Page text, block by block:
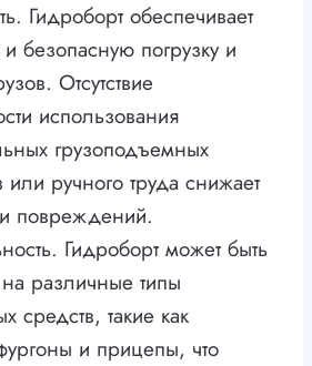
Гидроборт обеспечивает
безопасную погрузку и
Отсутствие
использования
грузоподъемных
ручного труда снижает
повреждений.
Гидроборт может быть
различные типы
средств, такие как
и прицепы, что